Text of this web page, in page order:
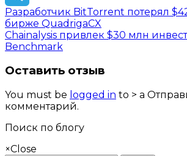
Telegram
Разработчик BitTorrent потерял
бирже QuadrigaCX
Chainalysis привлек $30 млн
Benchmark
Оставить отзыв
You must be logged in to > a
комментарий.
Поиск по блогу
×Close